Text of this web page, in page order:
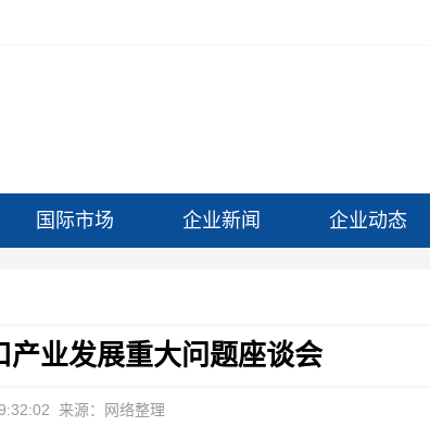
国际市场 企业新闻 企业动态
业发展重大问题座谈会
来源：网络整理